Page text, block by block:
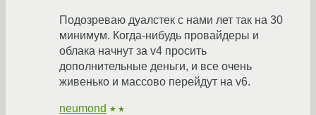
Подозреваю дуалстек с нами лет так на 30
минимум. Когда-нибудь провайдеры и
облака начнут за v4 просить
дополнительные деньги, и все очень
живенько и массово перейдут на v6.
neumond ★★